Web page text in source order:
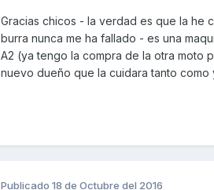
Gracias chicos - la verdad es que la he
burra nunca me ha fallado - es una
A2 (ya tengo la compra de la otra moto
nuevo dueño que la cuidara tanto como
Publicado 18 de Octubre del 2016